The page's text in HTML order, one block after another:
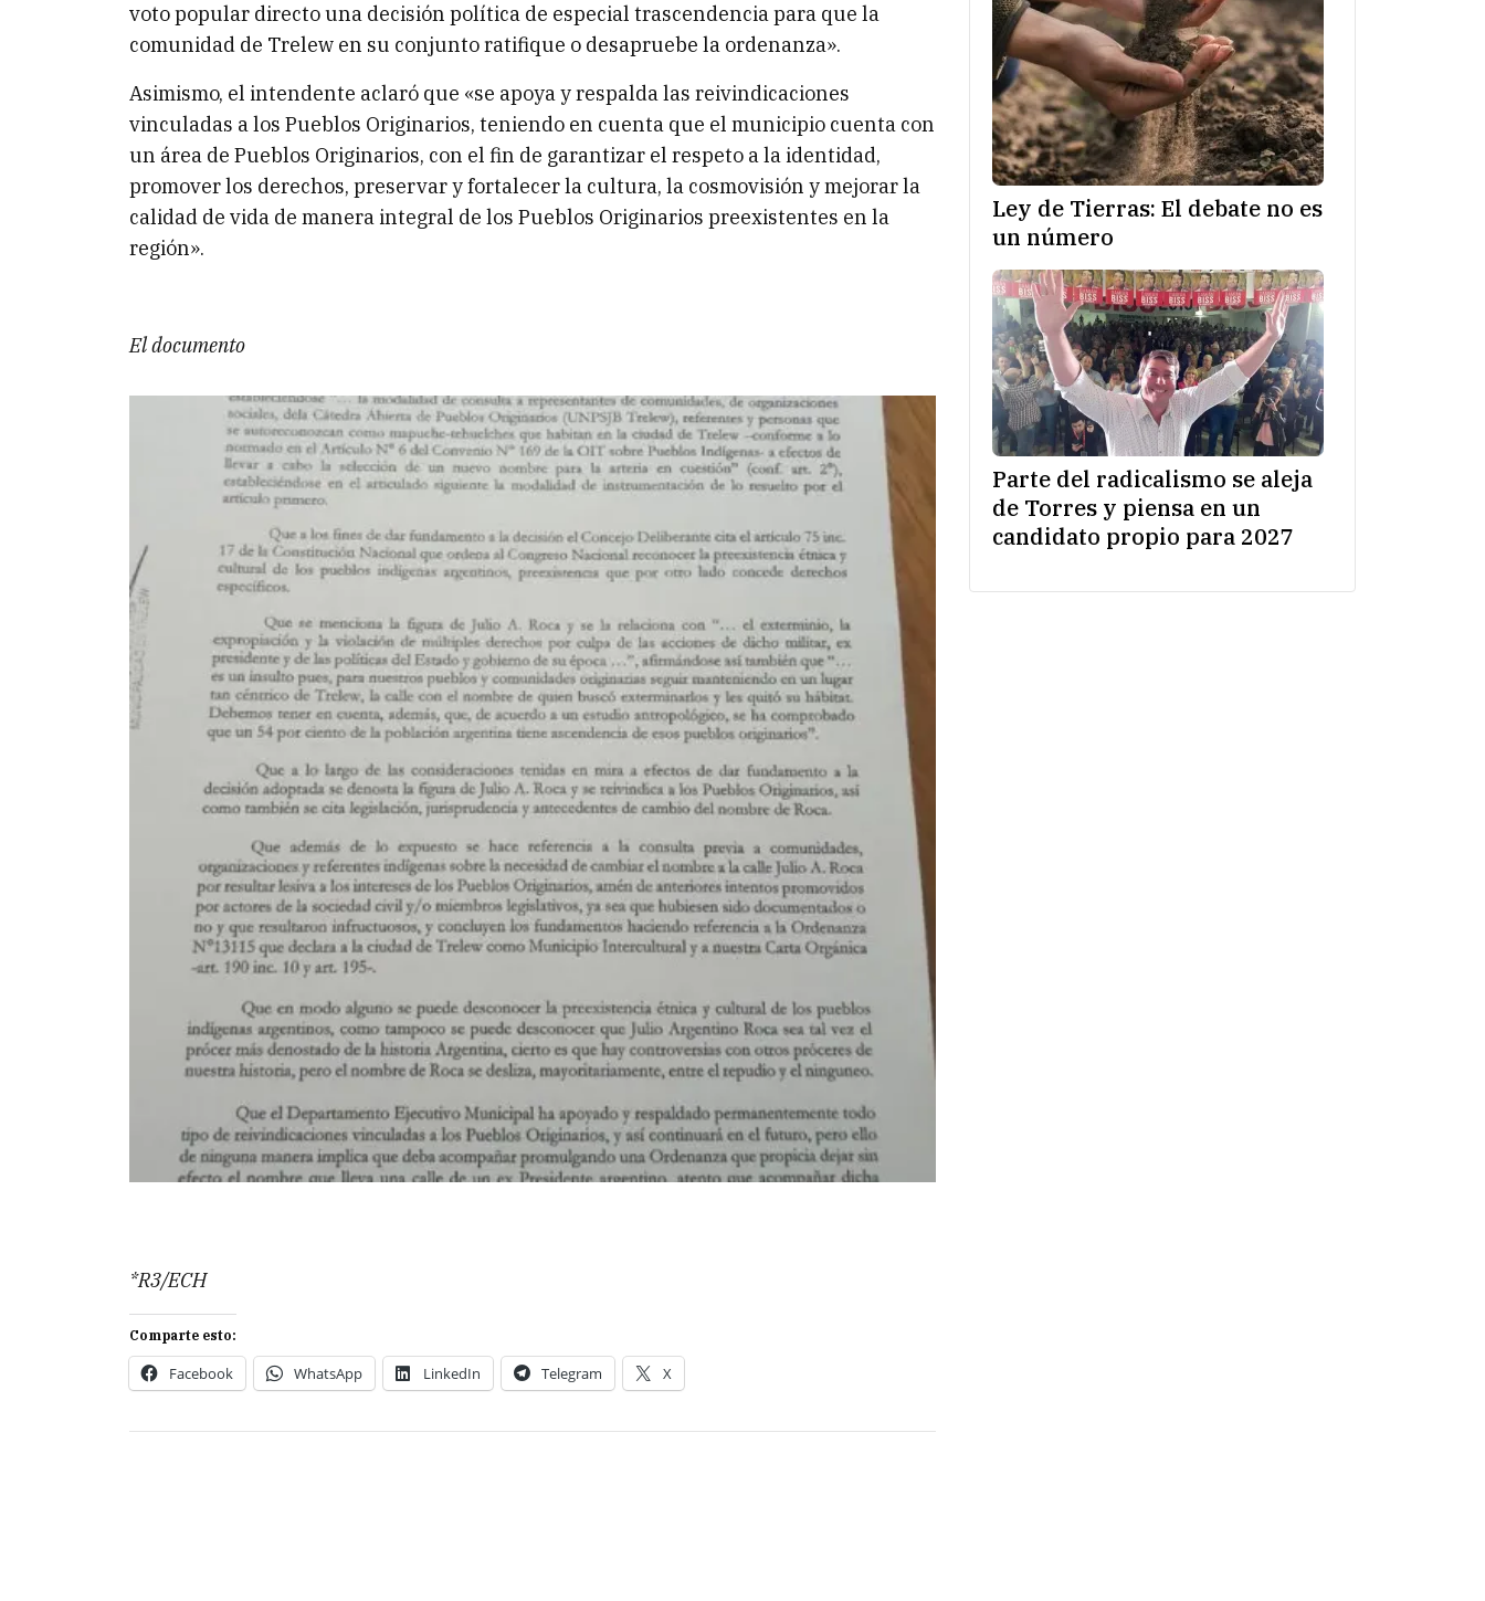
voto popular directo una decisión política de especial trascendencia para que la
comunidad de Trelew en su conjunto ratifique o desapruebe la ordenanza».
Asimismo, el intendente aclaró que «se apoya y respalda las reivindicaciones
vinculadas a los Pueblos Originarios, teniendo en cuenta que el municipio cuenta con
un área de Pueblos Originarios, con el fin de garantizar el respeto a la identidad,
promover los derechos, preservar y fortalecer la cultura, la cosmovisión y mejorar la
calidad de vida de manera integral de los Pueblos Originarios preexistentes en la
región».
El documento
*R3/ECH
Comparte esto:
Facebook WhatsApp LinkedIn Telegram X
Ley de Tierras: El debate no es
un número
Parte del radicalismo se aleja
de Torres y piensa en un
candidato propio para 2027